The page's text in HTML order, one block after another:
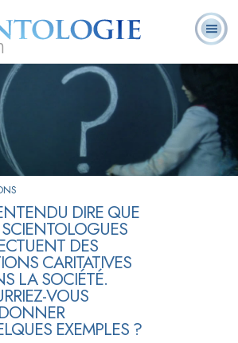
Qu’est-ce que la
Scientologie ?
Ministres
volontaires
Foire aux
questions
DIRE QUE
DES
CARITATIVES
LA SOCIÉTÉ.
VOUS
EXEMPLES ?